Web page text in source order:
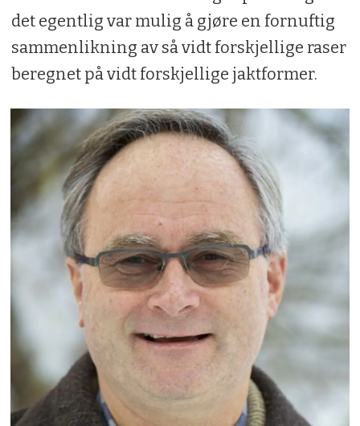
det egentlig var mulig å gjøre en fornuftig
sammenlikning av så vidt forskjellige raser
beregnet på vidt forskjellige jaktformer.